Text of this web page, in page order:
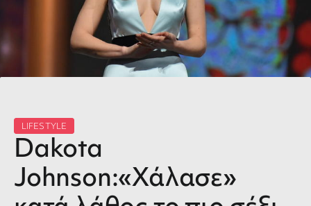
LIFESTYLE
Dakota
Johnson:«Χάλασε»